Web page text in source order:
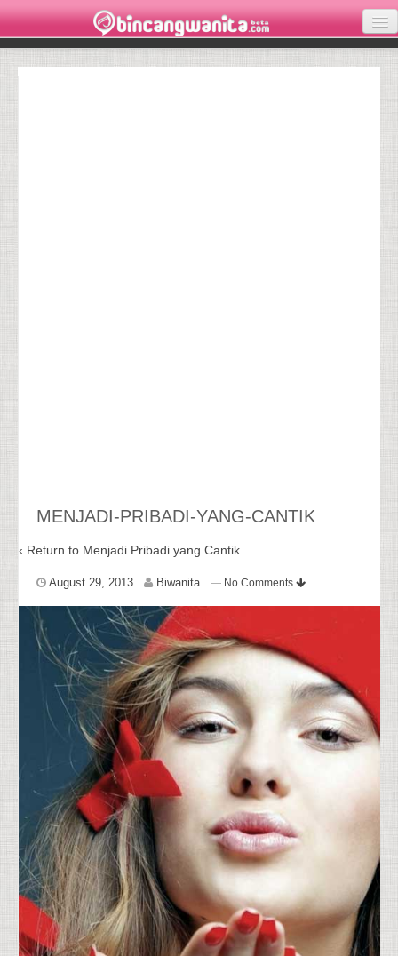
MENJADI-PRIBADI-YANG-CANTIK
‹ Return to Menjadi Pribadi yang Cantik
August 29, 2013 Biwanita — No Comments